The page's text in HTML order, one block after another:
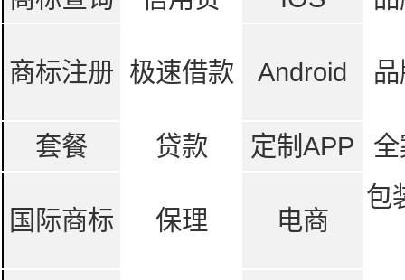
商标注册 极速借款 Android
套餐 贷款 定制APP
国际商标 保理 电商
包